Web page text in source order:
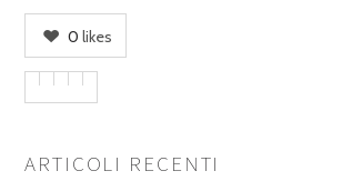
0 likes
ARTICOLI RECENTI